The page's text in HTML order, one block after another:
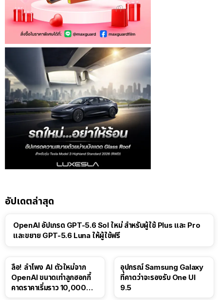
อัปเดตล่าสุด
OpenAI อัปเกรด GPT-5.6 Sol ใหม่ สำหรับผู้ใช้ Plus และ Pro
และขยาย GPT-5.6 Luna ให้ผู้ใช้ฟรี
ลือ! ลำโพง AI ตัวใหม่จาก
OpenAI ขนาดเท่าลูกฮอกกี้
คาดราคาเริ่มราว 10,000
อุปกรณ์ Samsung Galaxy
ที่คาดว่าจะรองรับ One UI
9.5